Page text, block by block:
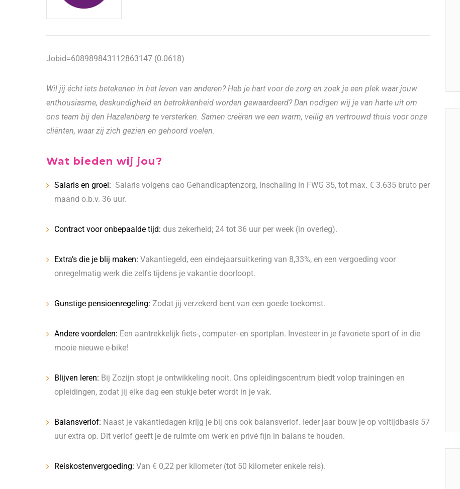
Jobid=608989843112863147 (0.0618)
Wil jij écht iets betekenen in het leven van anderen? Heb je hart voor de zorg en zoek je een plek waar jouw
enthousiasme, deskundigheid en betrokkenheid worden gewaardeerd? Dan nodigen wij je van harte uit om
ons team bij den Hazelenberg te versterken. Samen creëren we een warm, veilig en vertrouwd thuis voor onze
cliënten, waar zij zich gezien en gehoord voelen.
Wat bieden wij jou?
Salaris en groei: Salaris volgens cao Gehandicaptenzorg, inschaling in FWG 35, tot max. € 3.635 bruto per
maand o.b.v. 36 uur.
Contract voor onbepaalde tijd: dus zekerheid; 24 tot 36 uur per week (in overleg).
Extra’s die je blij maken: Vakantiegeld, een eindejaarsuitkering van 8,33%, en een vergoeding voor
onregelmatig werk die zelfs tijdens je vakantie doorloopt.
Gunstige pensioenregeling: Zodat jij verzekerd bent van een goede toekomst.
Andere voordelen: Een aantrekkelijk fiets-, computer- en sportplan. Investeer in je favoriete sport of in die
mooie nieuwe e-bike!
Blijven leren: Bij Zozijn stopt je ontwikkeling nooit. Ons opleidingscentrum biedt volop trainingen en
opleidingen, zodat jij elke dag een stukje beter wordt in je vak.
Balansverlof: Naast je vakantiedagen krijg je bij ons ook balansverlof. Ieder jaar bouw je op voltijdbasis 57
uur extra op. Dit verlof geeft je de ruimte om werk en privé fijn in balans te houden.
Reiskostenvergoeding: Van € 0,22 per kilometer (tot 50 kilometer enkele reis).